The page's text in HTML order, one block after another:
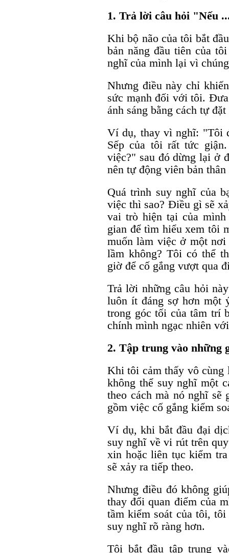
1. Trả lời câu hỏi "Nếu
Khi bộ não của tôi bắt
bản năng đầu tiên của
nghĩ của mình lại vì
Nhưng điều này chỉ
sức mạnh đối với tôi.
ánh sáng bằng cách tự
Ví dụ, thay vì nghĩ: "Tôi
Sếp của tôi rất tức
việc?" sau đó dừng lại ở
nên tự động viên bản
Quá trình suy nghĩ của
việc thì sao? Điều gì sẽ
vai trò hiện tại của
gian để tìm hiểu xem tôi
muốn làm việc ở một
lầm không? Tôi có thể
giờ để cố gắng vượt qua
Trả lời những câu hỏi
luôn ít đáng sợ hơn một
trong góc tối của tâm trí
chính mình ngạc nhiên
2. Tập trung vào những
Khi tôi cảm thấy vô cùng
không thể suy nghĩ một
theo cách mà nó nghĩ
gồm việc cố gắng kiểm
Ví dụ, khi bắt đầu đại
suy nghĩ về vi rút trên
xin hoặc liên tục kiểm
sẽ xảy ra tiếp theo.
Nhưng điều đó không
thay đổi quan điểm của
tầm kiểm soát của tôi,
suy nghĩ rõ ràng hơn.
Tôi bắt đầu tập trung